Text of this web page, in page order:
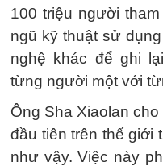
100 triệu người
ngũ kỹ thuật sử
nghệ khác để ghi
từng người một với
Ông Sha Xiaolan
đầu tiên trên thế giới
như vậy. Việc này